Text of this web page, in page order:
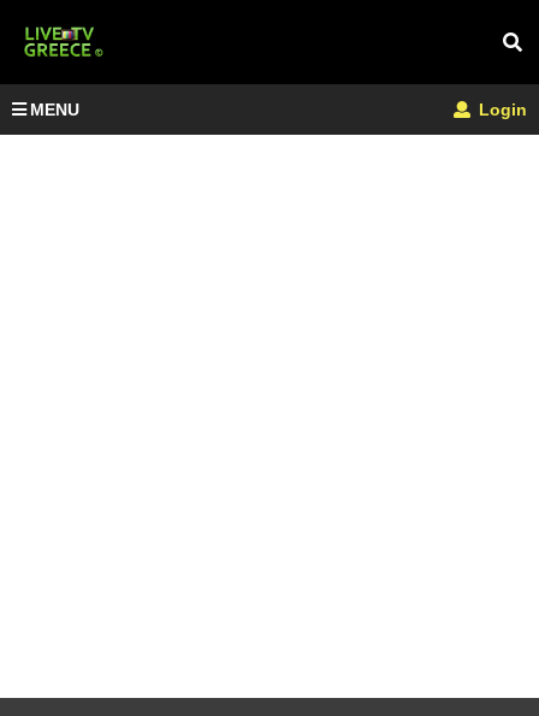
MENU Login